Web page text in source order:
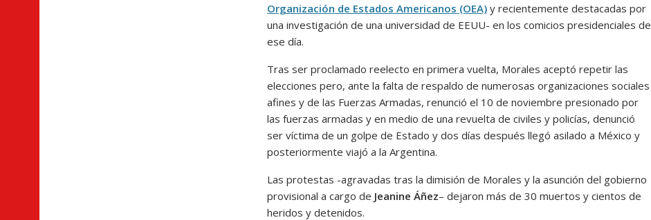
Organización de Estados Americanos (OEA)y recientemente destacadas por
una investigación de una universidad de EEUU- en los comicios presidenciales de
ese día.
Tras ser proclamado reelecto en primera vuelta, Morales aceptó repetir las
elecciones pero, ante la falta de respaldo de numerosas organizaciones sociales
afines y de las Fuerzas Armadas, renunció el 10 de noviembre presionado por
las fuerzas armadas y en medio de una revuelta de civiles y policías, denunció
ser víctima de un golpe de Estado y dos días después llegó asilado a México y
posteriormente viajó a la Argentina.
Las protestas -agravadas tras la dimisión de Morales y la asunción del gobierno
provisional a cargo de Jeanine Áñez– dejaron más de 30 muertos y cientos de
heridos y detenidos.